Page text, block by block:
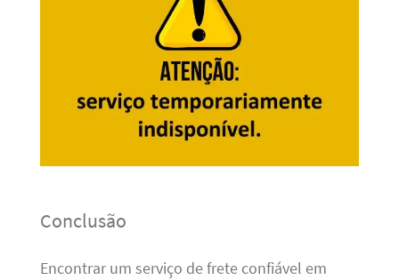
Conclusão
Encontrar um serviço de frete confiável em